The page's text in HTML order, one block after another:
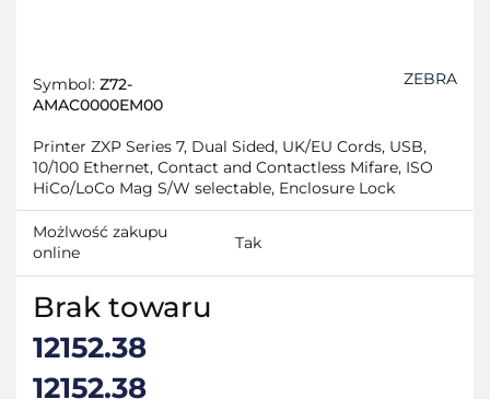
Symbol: Z72-
AMAC0000EM00
ZEBRA
Printer ZXP Series 7, Dual Sided, UK/EU Cords, USB,
10/100 Ethernet, Contact and Contactless Mifare, ISO
HiCo/LoCo Mag S/W selectable, Enclosure Lock
Możlwość zakupu
online
Tak
Brak towaru
12152.38
12152.38